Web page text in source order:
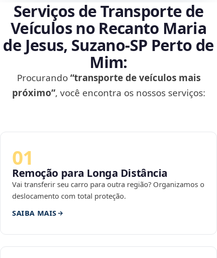
Serviços de Transporte de
Veículos no Recanto Maria
de Jesus, Suzano‑SP Perto de
Mim:
Procurando“transporte de veículos mais
próximo”, você encontra os nossos serviços:
01
Remoção para Longa Distância
Vai transferir seu carro para outra região? Organizamos o
deslocamento com total proteção.
SAIBA MAIS